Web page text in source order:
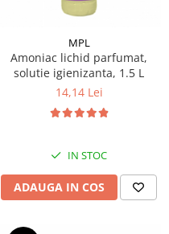
MPL
Amoniac lichid parfumat,
solutie igienizanta, 1.5 L
14,14 Lei
IN STOC
ADAUGA IN COS